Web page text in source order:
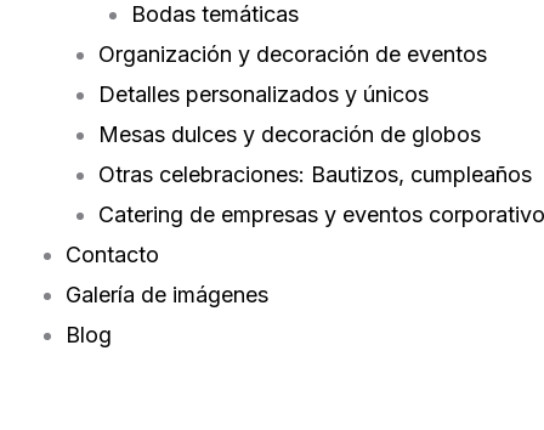
Bodas temáticas
Organización y decoración de eventos
Detalles personalizados y únicos
Mesas dulces y decoración de globos
Otras celebraciones: Bautizos, cumpleaños
Catering de empresas y eventos
Contacto
Galería de imágenes
Blog